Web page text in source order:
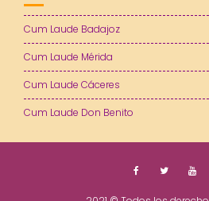
Cum Laude Badajoz
Cum Laude Mérida
Cum Laude Cáceres
Cum Laude Don Benito